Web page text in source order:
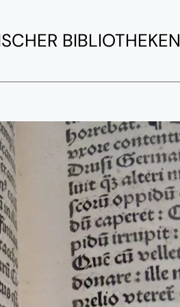
BIBLIOTHEKEN